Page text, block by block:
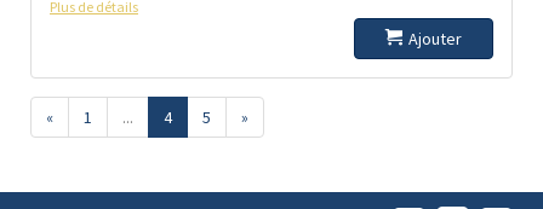
Plus de détails
Ajouter
« 1 ... 4 5 »